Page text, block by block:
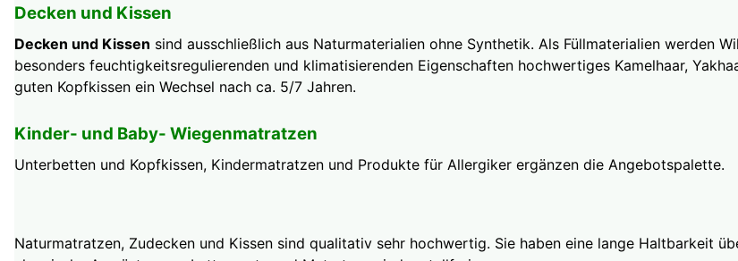
Decken und Kissen
Decken und Kissen sind ausschließlich aus Naturmaterialien ohne Synthetik. Als Füllmaterialien werden
besonders feuchtigkeitsregulierenden und klimatisierenden Eigenschaften hochwertiges Kamelhaar,
guten Kopfkissen ein Wechsel nach ca. 5/7 Jahren.
Kinder- und Baby- Wiegenmatratzen
Unterbetten und Kopfkissen, Kindermatratzen und Produkte für Allergiker ergänzen die Angebotspalette.
Naturmatratzen, Zudecken und Kissen sind qualitativ sehr hochwertig. Sie haben eine lange Haltbarkeit